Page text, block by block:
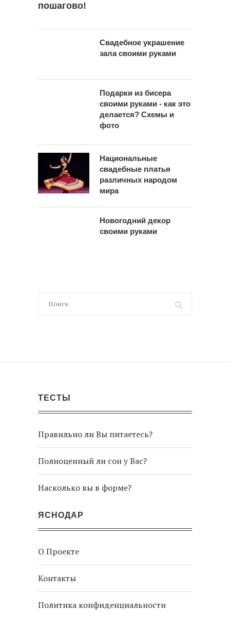
пошагово!
Свадебное украшение
зала своими руками
Подарки из бисера
своими руками - как это
делается? Схемы и
фото
Национальные
свадебные платья
различных народом
мира
Новогодний декор
своими руками
ТЕСТЫ
Правильно ли Вы питаетесь?
Полноценный ли сон у Вас?
Насколько вы в форме?
ЯСНОДАР
О Проекте
Контакты
Политика конфиденциальности